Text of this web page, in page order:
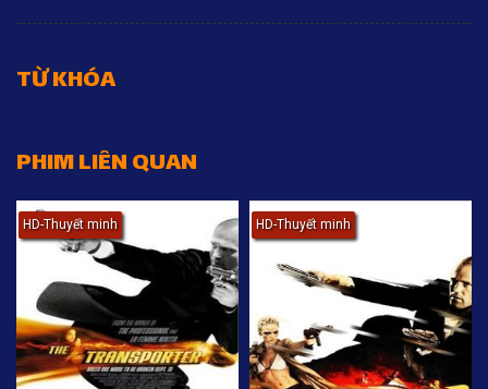
TỪ KHÓA
PHIM LIÊN QUAN
HD-Thuyết minh HD-Thuyết minh